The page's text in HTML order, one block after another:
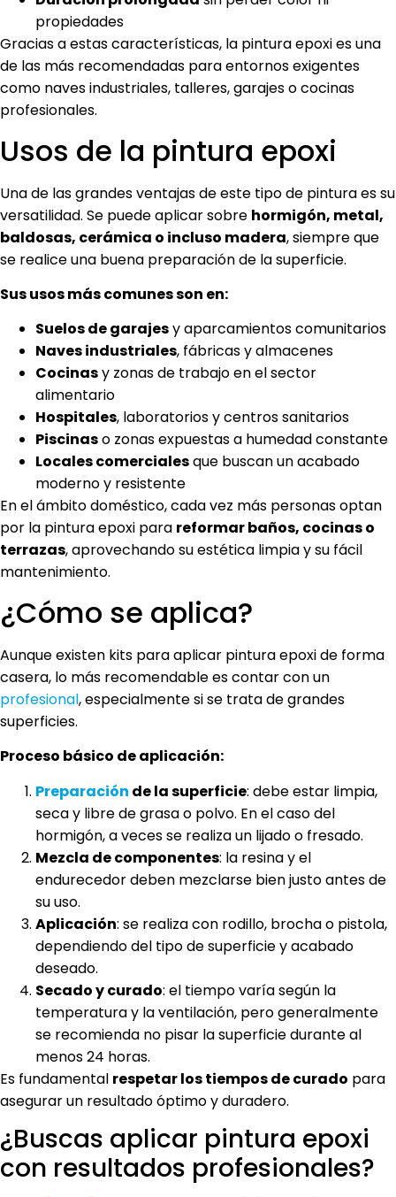
propiedades
Gracias a estas características, la pintura epoxi es una
de las más recomendadas para entornos exigentes
como naves industriales, talleres, garajes o cocinas
profesionales.
Usos de la pintura epoxi
Una de las grandes ventajas de este tipo de pintura es su
versatilidad. Se puede aplicar sobre hormigón, metal,
baldosas, cerámica o incluso madera, siempre que
se realice una buena preparación de la superficie.
Sus usos más comunes son en:
Suelos de garajesy aparcamientos comunitarios
Naves industriales, fábricas y almacenes
Cocinasy zonas de trabajo en el sector
alimentario
Hospitales, laboratorios y centros sanitarios
Piscinaso zonas expuestas a humedad constante
Locales comercialesque buscan un acabado
moderno y resistente
En el ámbito doméstico, cada vez más personas optan
por la pintura epoxi para reformar baños, cocinas o
terrazas, aprovechando su estética limpia y su fácil
mantenimiento.
¿Cómo se aplica?
Aunque existen kits para aplicar pintura epoxi de forma
casera, lo más recomendable es contar con un
profesional, especialmente si se trata de grandes
superficies.
Proceso básico de aplicación:
Preparación de la superficie: debe estar limpia,
seca y libre de grasa o polvo. En el caso del
hormigón, a veces se realiza un lijado o fresado.
Mezcla de componentes: la resina y el
endurecedor deben mezclarse bien justo antes de
su uso.
Aplicación: se realiza con rodillo, brocha o pistola,
dependiendo del tipo de superficie y acabado
deseado.
Secado y curado: el tiempo varía según la
temperatura y la ventilación, pero generalmente
se recomienda no pisar la superficie durante al
menos 24 horas.
Es fundamental respetar los tiempos de curado para
asegurar un resultado óptimo y duradero.
¿Buscas aplicar pintura epoxi
con resultados profesionales?